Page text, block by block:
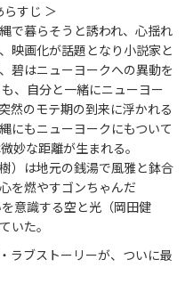
すじ ＞
で暮らそうと誘われ、心揺れ
映画化が話題となり小説家と
碧はニューヨークへの異動を
、自分と一緒にニューヨー
のモテ期の到来に浮かれる
にもニューヨークにもついて
妙な距離が生まれる。
）は地元の銭湯で風雅と鉢合
を燃やすゴンちゃんだ
意識する空と光（岡田健
いた。
ラブストーリーが、ついに最